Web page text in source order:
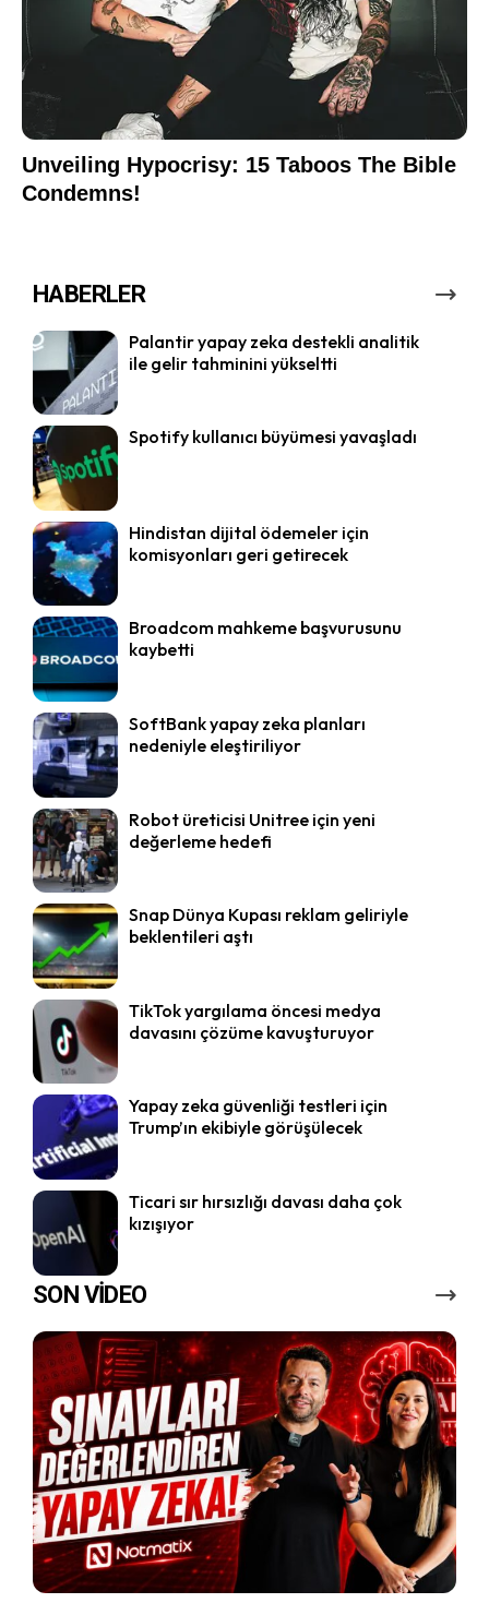
HABERLER
Palantir yapay zeka destekli analitik
ile gelir tahminini yükseltti
Spotify kullanıcı büyümesi yavaşladı
Hindistan dijital ödemeler için
komisyonları geri getirecek
Broadcom mahkeme başvurusunu
kaybetti
SoftBank yapay zeka planları
nedeniyle eleştiriliyor
Robot üreticisi Unitree için yeni
değerleme hedefi
Snap Dünya Kupası reklam geliriyle
beklentileri aştı
TikTok yargılama öncesi medya
davasını çözüme kavuşturuyor
Yapay zeka güvenliği testleri için
Trump’ın ekibiyle görüşülecek
Ticari sır hırsızlığı davası daha çok
kızışıyor
SON VİDEO